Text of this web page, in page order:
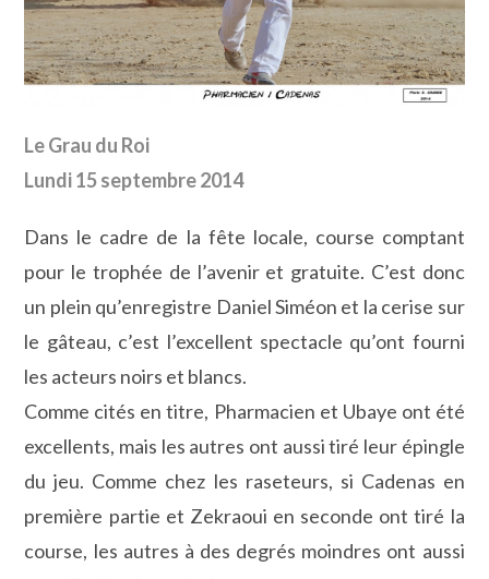
Le Grau du Roi
Lundi 15 septembre 2014
Dans le cadre de la fête locale, course comptant
pour le trophée de l’avenir et gratuite. C’est donc
un plein qu’enregistre Daniel Siméon et la cerise sur
le gâteau, c’est l’excellent spectacle qu’ont fourni
les acteurs noirs et blancs.
Comme cités en titre, Pharmacien et Ubaye ont été
excellents, mais les autres ont aussi tiré leur épingle
du jeu. Comme chez les raseteurs, si Cadenas en
première partie et Zekraoui en seconde ont tiré la
course, les autres à des degrés moindres ont aussi